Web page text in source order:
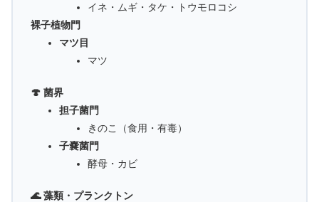
イネ・ムギ・タケ・トウモロコシ
裸子植物門
マツ目
マツ
🍄 菌界
担子菌門
きのこ（食用・有毒）
子嚢菌門
酵母・カビ
🌊 藻類・プランクトン